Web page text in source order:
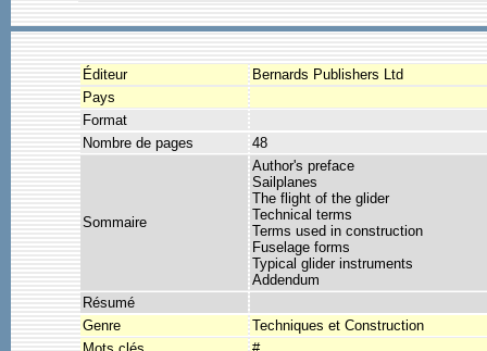
Éditeur
Bernards Publishers Ltd
Pays
Format
Nombre de pages
48
Sommaire
Author's preface
Sailplanes
The flight of the glider
Technical terms
Terms used in construction
Fuselage forms
Typical glider instruments
Addendum
Résumé
Genre
Techniques et Construction
Mots clés
#